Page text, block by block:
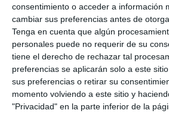
consentimiento o acceder a información
cambiar sus preferencias antes de
Tenga en cuenta que algún
personales puede no requerir de su
tiene el derecho de rechazar tal
preferencias se aplicarán solo a este
sus preferencias o retirar su
momento volviendo a este sitio y
"Privacidad" en la parte inferior de la